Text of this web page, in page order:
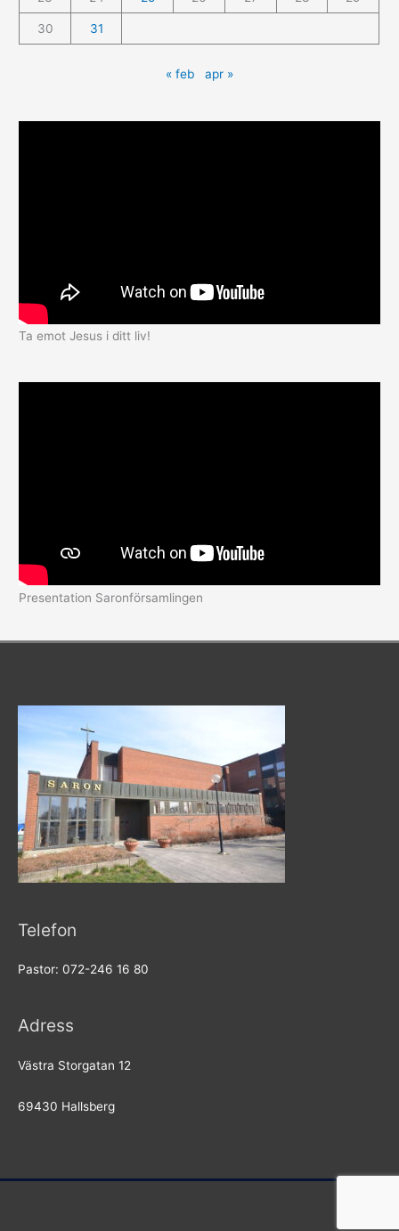
30 31
« feb apr »
Ta emot Jesus i ditt liv!
Presentation Saronförsamlingen
Telefon
Pastor: 072-246 16 80
Adress
Västra Storgatan 12
69430 Hallsberg